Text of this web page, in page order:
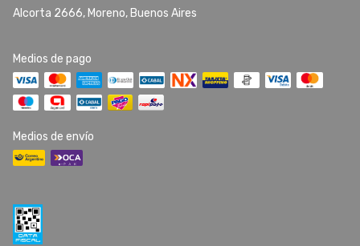
Alcorta 2666, Moreno, Buenos Aires
Medios de pago
Medios de envío